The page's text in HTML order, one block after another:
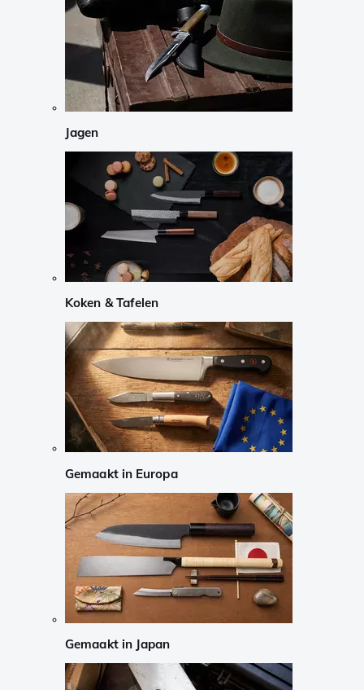
Jagen
Koken & Tafelen
Gemaakt in Europa
Gemaakt in Japan